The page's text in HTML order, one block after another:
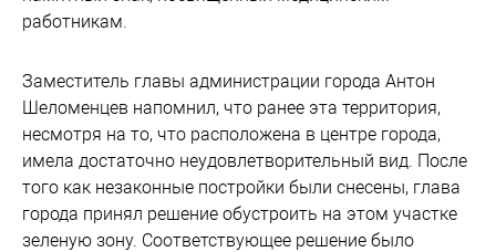
работникам.
Заместитель главы администрации города Антон
Шеломенцев напомнил, что ранее эта территория,
несмотря на то, что расположена в центре города,
имела достаточно неудовлетворительный вид. После
того как незаконные постройки были снесены, глава
города принял решение обустроить на этом участке
зеленую зону. Соответствующее решение было